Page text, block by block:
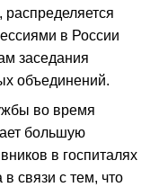
в России
заседания
объединений.
во время
большую
в госпиталях
связи с тем, что